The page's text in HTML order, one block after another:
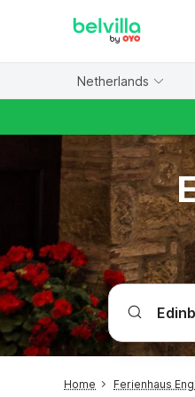
Netherlands
Home Ferienhaus